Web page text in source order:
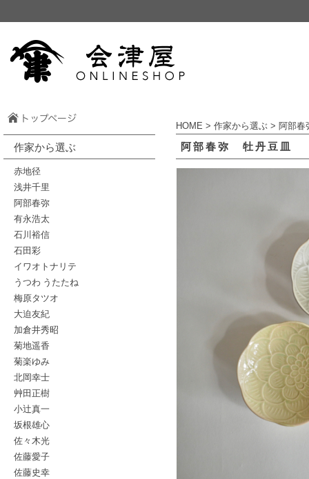
作家から選ぶ
赤地径
浅井千里
阿部春弥
有永浩太
石川裕信
石田彩
イワオトナリテ
うつわ うたたね
梅原タツオ
大迫友紀
加倉井秀昭
菊地遥香
菊楽ゆみ
北岡幸士
艸田正樹
小辻真一
坂根雄心
佐々木光
佐藤愛子
佐藤史幸
HOME > 作家から選ぶ > 阿部春
阿部春弥 牡丹豆皿